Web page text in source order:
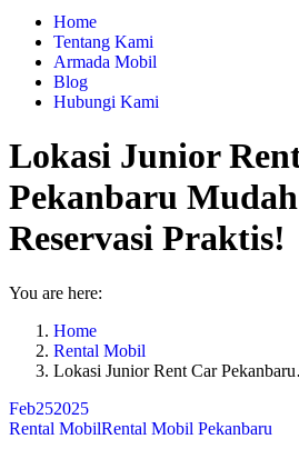
Home
Tentang Kami
Armada Mobil
Blog
Hubungi Kami
Lokasi Junior
Pekanbaru
Reservasi Praktis!
You are here:
Home
Rental Mobil
Lokasi Junior Rent Car
Feb252025
Rental MobilRental Mobil Pekanbaru